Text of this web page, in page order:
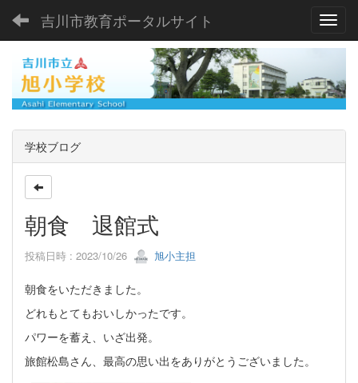
吉川市教育ポータルサイト
学校ブログ
朝食 退館式
投稿日時 : 2023/10/26 旭小主担
朝食をいただきました。
どれもとてもおいしかったです。
パワーを蓄え、いざ出発。
旅館松島さん、最高の思い出をありがとうございました。